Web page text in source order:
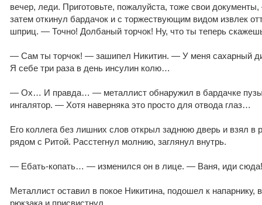
вечер, леди. Приготовьте, пожалуйста, тоже свои
затем откинул бардачок и с торжествующим видом извлек
шприц. — Точно! Долбаный торчок! Ну, что ты теперь
— Сам ты торчок! — зашипел Никитин. — У меня сахарный
Я себе три раза в день инсулин колю…
— Ох… И правда… — металлист обнаружил в бардачке
ингалятор. — Хотя наверняка это просто для отвода глаз…
Его коллега без лишних слов открыл заднюю дверь и взял в
рядом с Ритой. Расстегнул молнию, заглянул внутрь.
— Ебать-копать… — изменился он в лице. — Ваня, иди сюда!
Металлист оставил в покое Никитина, подошел к напарнику,
рюкзака и присвистнул.